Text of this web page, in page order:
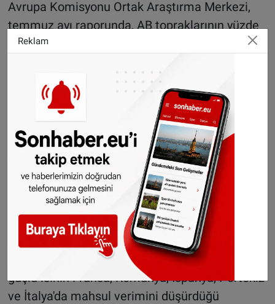
Avrupa Komisyonu Ortak Araştırma Merkezi,
temmuz ayı raporunda, AB topraklarının yüzde
46'sının uyarı düzeyinde kuraklığa maruz
Hazırlanan raporda İtalya'nın kuzeyindeki Po
Nehri havzasının kuraklık şiddetiyle karşı
karşıya kalmasıyla ülkenin "ağır bir darbe aldığı"
kaydedildi.
Raporda, İspanya'da su rezervuar hacimlerinin
halihazırda 10 yıllık ortalamanın yüzde 31
altında olduğuna dikkat çekildi.
Mahsul verimi düştü
AB araştırmacıları ayrıca, su eksikliğinin ve
güçlü ısının Fransa, Romanya, İspanya, Portekiz
ve İtalya'da mahsul verimini düşürdüğü
Reklam